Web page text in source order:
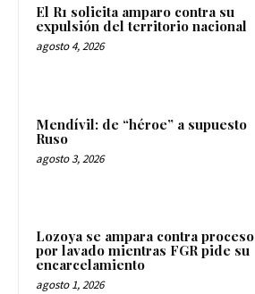
El R1 solicita amparo contra su
expulsión del territorio nacional
agosto 4, 2026
Mendívil: de “héroe” a supuesto
Ruso
agosto 3, 2026
Lozoya se ampara contra proceso
por lavado mientras FGR pide su
encarcelamiento
agosto 1, 2026